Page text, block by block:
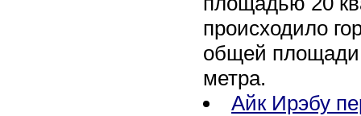
происходило
общей площади
метра.
Айк Ирэбу